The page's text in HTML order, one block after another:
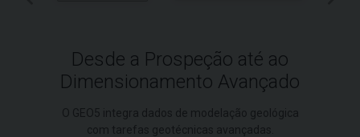
Desde a Prospeção até ao
Dimensionamento Avançado
O GEO5 integra dados de modelação geológica
com tarefas geotécnicas avançadas.